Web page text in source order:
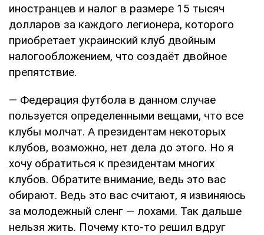
иностранцев и налог в размере 15 тысяч
долларов за каждого легионера, которого
приобретает украинский клуб двойным
налогообложением, что создаёт двойное
препятствие.
— Федерация футбола в данном случае
пользуется определенными вещами, что все
клубы молчат. А президентам некоторых
клубов, возможно, нет дела до этого. Но я
хочу обратиться к президентам многих
клубов. Обратите внимание, ведь это вас
обирают. Ведь это вас считают, я извиняюсь
за молодежный сленг — лохами. Так дальше
нельзя жить. Почему кто-то решил вдруг